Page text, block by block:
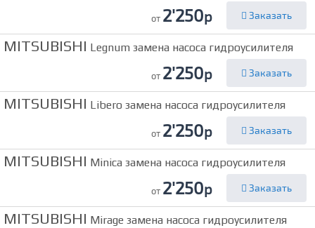
от 2'250р Заказать
MITSUBISHI Legnum замена насоса гидроусилителя
от 2'250р Заказать
MITSUBISHI Libero замена насоса гидроусилителя
от 2'250р Заказать
MITSUBISHI Minica замена насоса гидроусилителя
от 2'250р Заказать
MITSUBISHI Mirage замена насоса гидроусилителя